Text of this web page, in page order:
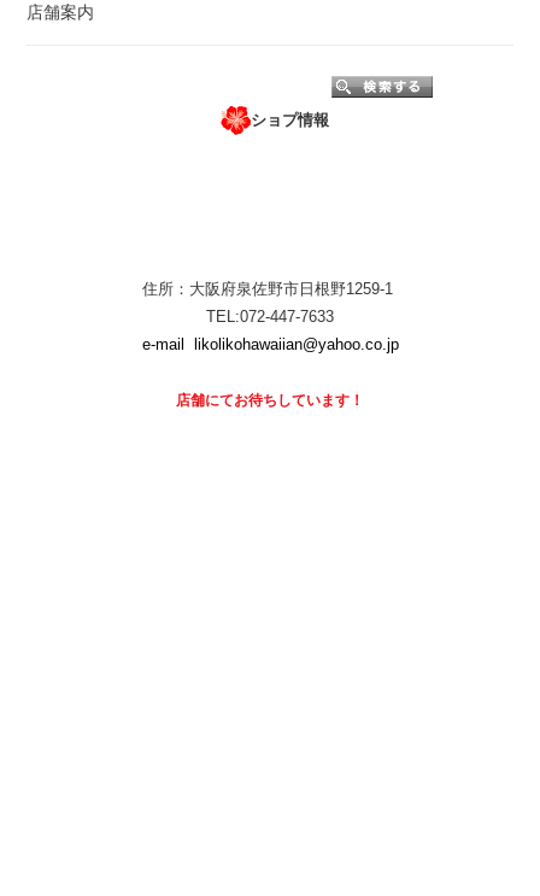
店舗案内
ショプ情報
住所：大阪府泉佐野市日根野1259-1
TEL:072-447-7633
e-mail
likolikohawaiian@yahoo.co.jp
店舗にてお待ちしています！